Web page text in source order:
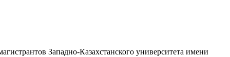
Западно-Казахстанского университета имени